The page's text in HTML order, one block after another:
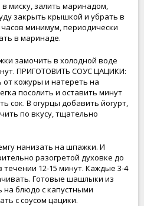
миску, залить маринадом,
закрыть крышкой и убрать в
минимум, периодически
в маринаде.
замочить в холодной воде
ПРИГОТОВИТЬ СОУС ЦАЦИКИ:
от кожуры и натереть на
посолить и оставить минут
сок. В огурцы добавить йогурт,
по вкусу, тщательно
нанизать на шпажки. И
разогретой духовке до
течении 12-15 минут. Каждые 3-4
Готовые шашлыки из
на блюдо с капустными
с соусом цацики.